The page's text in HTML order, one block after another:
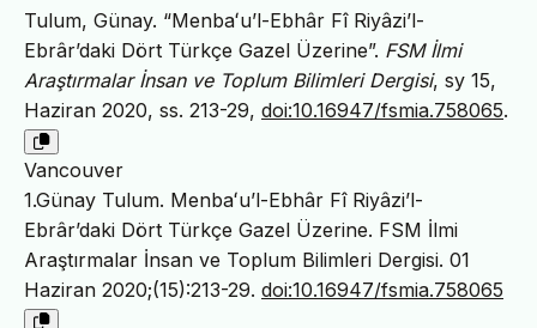
Tulum, Günay. “Menbaʻu’l-Ebhâr Fî Riyâzi’l-
Ebrâr’daki Dört Türkçe Gazel Üzerine”. FSM İlmi
Araştırmalar İnsan ve Toplum Bilimleri Dergisi, sy 15,
Haziran 2020, ss. 213-29, doi:10.16947/fsmia.758065.
Vancouver
1.Günay Tulum. Menbaʻu’l-Ebhâr Fî Riyâzi’l-
Ebrâr’daki Dört Türkçe Gazel Üzerine. FSM İlmi
Araştırmalar İnsan ve Toplum Bilimleri Dergisi. 01
Haziran 2020;(15):213-29. doi:10.16947/fsmia.758065